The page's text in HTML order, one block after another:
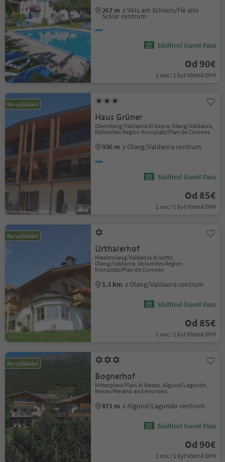
267 m z Völs am Schlern/Fiè allo
Sciliar centrum
Südtirol Guest Pass
Od 90€
1 noc / 1 byt Včetně DPH
Na vyžádání
Haus Grüner
Oberolang/Valdaora di Sopra, Olang/Valdaora,
Dolomites Region Kronplatz/Plan de Corones
936 m z Olang/Valdaora centrum
Südtirol Guest Pass
Od 85€
1 noc / 1 byt Včetně DPH
Na vyžádání
Urthalerhof
Niederolang/Valdaora di Sotto,
Olang/Valdaora, Dolomites Region
Kronplatz/Plan de Corones
1.3 km z Olang/Valdaora centrum
Südtirol Guest Pass
Od 85€
1 noc / 1 byt Včetně DPH
Na vyžádání
Bognerhof
Mitterplars/Plars di Mezzo, Algund/Lagundo,
Meran/Merano and environs
871 m z Algund/Lagundo centrum
Südtirol Guest Pass
Od 90€
1 noc / 1 byt Včetně DPH